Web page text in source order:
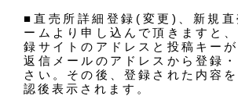
■直売所詳細登録(変更)、新規直
ームより申し込んで頂きますと
録サイトのアドレスと投稿キー
返信メールのアドレスから登録
さい。その後、登録された内容
認後表示されます。